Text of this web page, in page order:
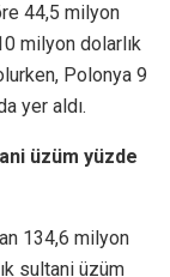
44,5 milyon
milyon dolarlık
Polonya 9
yer aldı.
üzüm yüzde
134,6 milyon
sultani üzüm